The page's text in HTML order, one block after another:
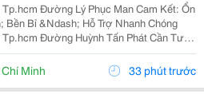
Đường Lý Phục Man Cam Kết: Ổn
Bền Bỉ &Ndash; Hỗ Trợ Nhanh Chóng
Đường Huỳnh Tấn Phát Cần Tư
Giá Liên Hệ Ngay: Nạp Mực Tại
Huỳnh Tấn Phát 0977 610 388 &Ndash;
Minh 33 phút trước